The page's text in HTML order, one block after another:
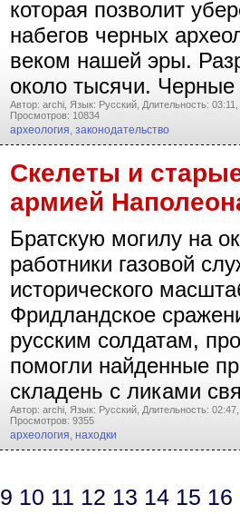
которая позволит
набегов черных
веком нашей эры.
около тысячи.
Автор: archi, Язык: Русский, Длительность: 03:11,
Просмотров: 10834
археология, законодательство
Скелеты и
армией
Братскую могилу на
работники газовой
исторического
Фридландское
русским солдатам,
помогли найденные
складень с ликами
Автор: archi, Язык: Русский, Длительность: 02:47,
Просмотров: 9355
археология, находки
9 10 11 12 13 14 15 16